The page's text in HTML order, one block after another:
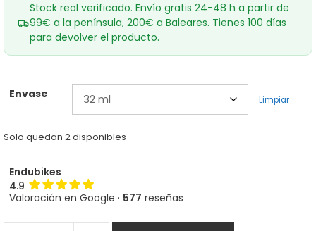
Stock real verificado. Envío gratis 24-48 h a partir de
99€ a la península, 200€ a Baleares. Tienes 100 días
para devolver el producto.
Envase Limpiar
Solo quedan 2 disponibles
Endubikes
4.9
Valoración en Google · 577 reseñas